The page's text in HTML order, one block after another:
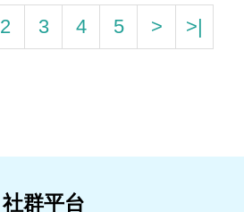
2 3 4 5 > >|
社群平台